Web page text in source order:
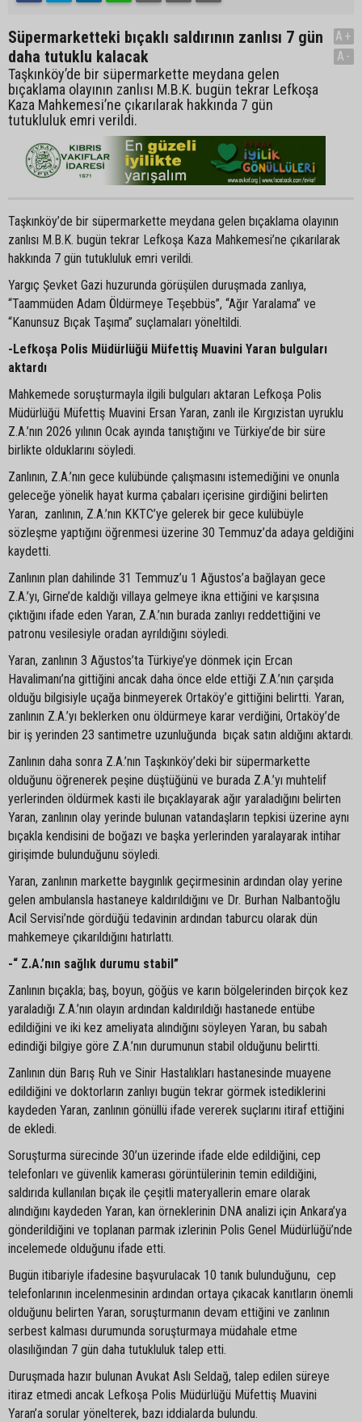
Süpermarketteki bıçaklı saldırının zanlısı 7 gün
daha tutuklu kalacak
Taşkınköy’de bir süpermarkette meydana gelen
bıçaklama olayının zanlısı M.B.K. bugün tekrar Lefkoşa
Kaza Mahkemesi’ne çıkarılarak hakkında 7 gün
tutukluluk emri verildi.
A+
A-
Taşkınköy’de bir süpermarkette meydana gelen bıçaklama olayının
zanlısı M.B.K. bugün tekrar Lefkoşa Kaza Mahkemesi’ne çıkarılarak
hakkında 7 gün tutukluluk emri verildi.
Yargıç Şevket Gazi huzurunda görüşülen duruşmada zanlıya,
“Taammüden Adam Öldürmeye Teşebbüs”, “Ağır Yaralama” ve
“Kanunsuz Bıçak Taşıma” suçlamaları yöneltildi.
-Lefkoşa Polis Müdürlüğü Müfettiş Muavini Yaran bulguları
aktardı
Mahkemede soruşturmayla ilgili bulguları aktaran Lefkoşa Polis
Müdürlüğü Müfettiş Muavini Ersan Yaran, zanlı ile Kırgızistan uyruklu
Z.A.’nın 2026 yılının Ocak ayında tanıştığını ve Türkiye’de bir süre
birlikte olduklarını söyledi.
Zanlının, Z.A.’nın gece kulübünde çalışmasını istemediğini ve onunla
geleceğe yönelik hayat kurma çabaları içerisine girdiğini belirten
Yaran, zanlının, Z.A.’nın KKTC’ye gelerek bir gece kulübüyle
sözleşme yaptığını öğrenmesi üzerine 30 Temmuz’da adaya geldiğini
kaydetti.
Zanlının plan dahilinde 31 Temmuz’u 1 Ağustos’a bağlayan gece
Z.A.’yı, Girne’de kaldığı villaya gelmeye ikna ettiğini ve karşısına
çıktığını ifade eden Yaran, Z.A.’nın burada zanlıyı reddettiğini ve
patronu vesilesiyle oradan ayrıldığını söyledi.
Yaran, zanlının 3 Ağustos’ta Türkiye’ye dönmek için Ercan
Havalimanı’na gittiğini ancak daha önce elde ettiği Z.A.’nın çarşıda
olduğu bilgisiyle uçağa binmeyerek Ortaköy’e gittiğini belirtti. Yaran,
zanlının Z.A.’yı beklerken onu öldürmeye karar verdiğini, Ortaköy’de
bir iş yerinden 23 santimetre uzunluğunda bıçak satın aldığını aktardı.
Zanlının daha sonra Z.A.’nın Taşkınköy’deki bir süpermarkette
olduğunu öğrenerek peşine düştüğünü ve burada Z.A.’yı muhtelif
yerlerinden öldürmek kasti ile bıçaklayarak ağır yaraladığını belirten
Yaran, zanlının olay yerinde bulunan vatandaşların tepkisi üzerine aynı
bıçakla kendisini de boğazı ve başka yerlerinden yaralayarak intihar
girişimde bulunduğunu söyledi.
Yaran, zanlının markette baygınlık geçirmesinin ardından olay yerine
gelen ambulansla hastaneye kaldırıldığını ve Dr. Burhan Nalbantoğlu
Acil Servisi’nde gördüğü tedavinin ardından taburcu olarak dün
mahkemeye çıkarıldığını hatırlattı.
-“ Z.A.’nın sağlık durumu stabil”
Zanlının bıçakla; baş, boyun, göğüs ve karın bölgelerinden birçok kez
yaraladığı Z.A.’nın olayın ardından kaldırıldığı hastanede entübe
edildiğini ve iki kez ameliyata alındığını söyleyen Yaran, bu sabah
edindiği bilgiye göre Z.A.’nın durumunun stabil olduğunu belirtti.
Zanlının dün Barış Ruh ve Sinir Hastalıkları hastanesinde muayene
edildiğini ve doktorların zanlıyı bugün tekrar görmek istediklerini
kaydeden Yaran, zanlının gönüllü ifade vererek suçlarını itiraf ettiğini
de ekledi.
Soruşturma sürecinde 30’un üzerinde ifade elde edildiğini, cep
telefonları ve güvenlik kamerası görüntülerinin temin edildiğini,
saldırıda kullanılan bıçak ile çeşitli materyallerin emare olarak
alındığını kaydeden Yaran, kan örneklerinin DNA analizi için Ankara’ya
gönderildiğini ve toplanan parmak izlerinin Polis Genel Müdürlüğü’nde
incelemede olduğunu ifade etti.
Bugün itibariyle ifadesine başvurulacak 10 tanık bulunduğunu, cep
telefonlarının incelenmesinin ardından ortaya çıkacak kanıtların önemli
olduğunu belirten Yaran, soruşturmanın devam ettiğini ve zanlının
serbest kalması durumunda soruşturmaya müdahale etme
olasılığından 7 gün daha tutukluluk talep etti.
Duruşmada hazır bulunan Avukat Aslı Seldağ, talep edilen süreye
itiraz etmedi ancak Lefkoşa Polis Müdürlüğü Müfettiş Muavini
Yaran’a sorular yönelterek, bazı iddialarda bulundu.